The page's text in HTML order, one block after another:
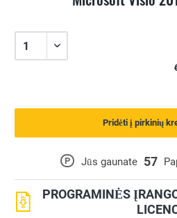
P Jūs gaunate 57
PROGRAMINĖS
Pridėti į pirkinių